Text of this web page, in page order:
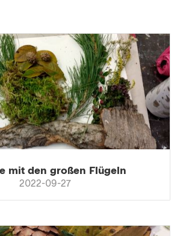
mit den großen Flügeln
2022-09-27